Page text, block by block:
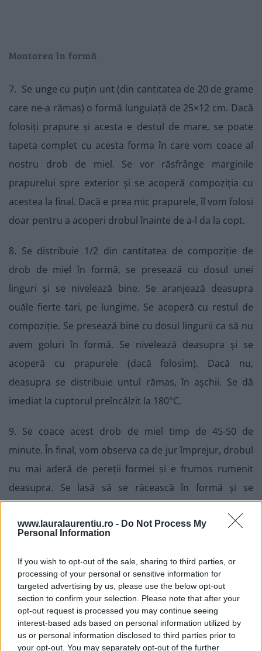
www.lauralaurentiu.ro - Do Not Process My
Personal Information
If you wish to opt-out of the sale, sharing to third parties, or
processing of your personal or sensitive information for
targeted advertising by us, please use the below opt-out
section to confirm your selection. Please note that after your
opt-out request is processed you may continue seeing
interest-based ads based on personal information utilized by
us or personal information disclosed to third parties prior to
your opt-out. You may separately opt-out of the further
Montarea în formă
7. Se unge cu puțin unt (din cantitatea de 20 de grame
care ne-a rămas) o formă lunguiață de 25×12 cm. Dacă
folosiți prapure și acesta e destul de mare, se poate
tapeta complet cu acesta forma în care vom coace al
nostru drob de miel. Se vor răsfrânge marginile
prapurelui spre exterior și se acoperă compoziția cu
acestea la final. Dacă e prea mic prapurele, îl vom folosi
doar pentru a acoperi drobul înainte de a-l da la copt.
8. Se distribuie 1/2 din cantitatea de compoziție de
drob de miel în formă, se presează cu dosul unei
linguri și se nivelează bine. Se aranjează deasupra
ouăle fierte tari, pe lungime. Se acoperă cu restul de
compoziție. Se presează bine cu dosul lingurii ca să nu
avem goluri în formă. Se nivelează deasupra și se
acoperă cu prapurele (dacă folosim). Dacă nu,
deasupra se distribuie untul rămas, în așchii. Se dă
imediat la cuptorul preîncălzit la 180°C.
9. Se coace acest drob de miel timp de 45-50 de
minute. În final, vom observa ca de jur împrejur, drobul
nu mai aderă de pereții formei și e frumos rumenit
deasupra. Se lasă să se răcească în formă și se
consumă rece, de la frigider, alături de alte aperitive
festive, brânzeturi și verdețuri. Poftă mare!